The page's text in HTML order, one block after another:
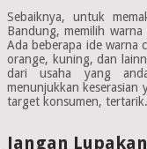
Sebaiknya, untuk
Bandung, memilih
Ada beberapa ide warna
orange, kuning, dan
dari usaha yang
menunjukkan keserasian
target konsumen, tertarik.
Jangan